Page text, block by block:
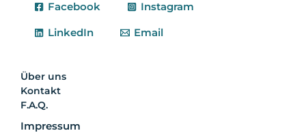
Facebook Instagram
LinkedIn Email
Über uns
Kontakt
F.A.Q.
Impressum